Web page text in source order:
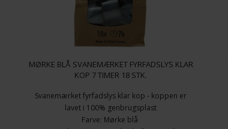
MØRKE BLÅ SVANEMÆRKET FYRFADSLYS KLAR
KOP 7 TIMER 18 STK.
Svanemærket fyrfadslys klar kop - koppen er
lavet i 100% genbrugsplast
Farve: Mørke blå